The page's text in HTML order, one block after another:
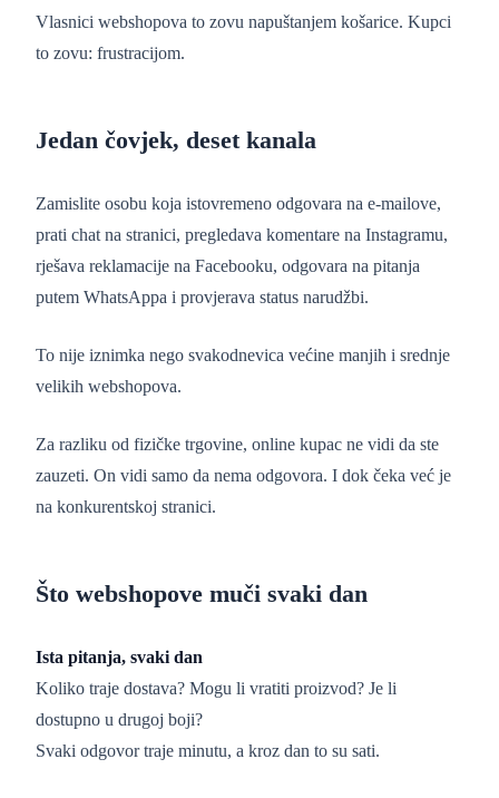
Vlasnici webshopova to zovu napuštanjem košarice. Kupci
to zovu: frustracijom.
Jedan čovjek, deset kanala
Zamislite osobu koja istovremeno odgovara na e-mailove,
prati chat na stranici, pregledava komentare na Instagramu,
rješava reklamacije na Facebooku, odgovara na pitanja
putem WhatsAppa i provjerava status narudžbi.
To nije iznimka nego svakodnevica većine manjih i srednje
velikih webshopova.
Za razliku od fizičke trgovine, online kupac ne vidi da ste
zauzeti. On vidi samo da nema odgovora. I dok čeka već je
na konkurentskoj stranici.
Što webshopove muči svaki dan
Ista pitanja, svaki dan
Koliko traje dostava? Mogu li vratiti proizvod? Je li
dostupno u drugoj boji?
Svaki odgovor traje minutu, a kroz dan to su sati.